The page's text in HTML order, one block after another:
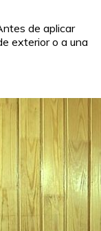
de aplicar
exterior o a una